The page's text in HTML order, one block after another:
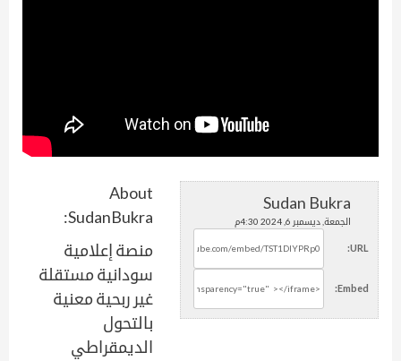
Sudan Bukra
الجمعة, ديسمبر 6, 2024 4:30م
URL:
Embed:
About
SudanBukra:
منصة إعلامية
سودانية مستقلة
غير ربحية معنية
بالتحول
الديمقراطي